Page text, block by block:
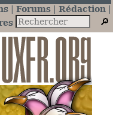
Forums
Rédaction